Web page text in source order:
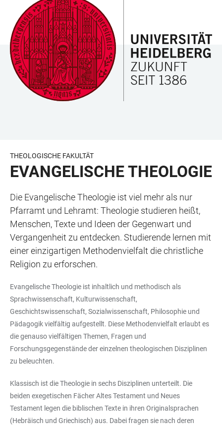
LINKS
ZUR
BARRIEREFREIHEIT
ZUM
HAUPTINHALT
HAUPTNAVIGATION
ÖFFNEN
WEBSEITENSUCHE
ÖFFNEN
THEOLOGISCHE FAKULTÄT
EVANGELISCHE THEOLOGIE
Die Evangelische Theologie ist viel mehr als nur
Pfarramt und Lehramt: Theologie studieren heißt,
Menschen, Texte und Ideen der Gegenwart und
Vergangenheit zu entdecken. Studierende lernen mit
einer einzigartigen Methodenvielfalt die christliche
Religion zu erforschen.
Evangelische Theologie ist inhaltlich und methodisch als
Sprachwissenschaft, Kulturwissenschaft,
Geschichtswissenschaft, Sozialwissenschaft, Philosophie und
Pädagogik vielfältig aufgestellt. Diese Methodenvielfalt erlaubt es
die genauso vielfältigen Themen, Fragen und
Forschungsgegenstände der einzelnen theologischen Disziplinen
zu beleuchten.
Klassisch ist die Theologie in sechs Disziplinen unterteilt. Die
beiden exegetischen Fächer Altes Testament und Neues
Testament legen die biblischen Texte in ihren Originalsprachen
(Hebräisch und Griechisch) aus. Dabei fragen sie nach deren